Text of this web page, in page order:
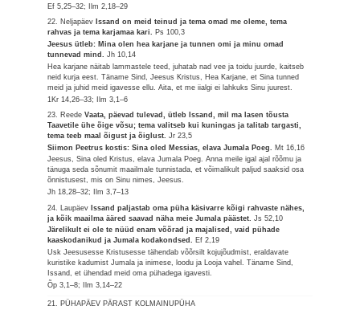
Ef 5,25–32; Ilm 2,18–29
22. Neljapäev Issand on meid teinud ja tema omad me oleme, tema
rahvas ja tema karjamaa kari. Ps 100,3
Jeesus ütleb: Mina olen hea karjane ja tunnen omi ja minu omad
tunnevad mind.Jh 10,14
Hea karjane näitab lammastele teed, juhatab nad vee ja toidu juurde, kaitseb
neid kurja eest. Täname Sind, Jeesus Kristus, Hea Karjane, et Sina tunned
meid ja juhid meid igavesse ellu. Aita, et me iialgi ei lahkuks Sinu juurest.
1Kr 14,26–33; Ilm 3,1–6
23. ReedeVaata, päevad tulevad, ütleb Issand, mil ma lasen tõusta
Taavetile ühe õige võsu; tema valitseb kui kuningas ja talitab targasti,
tema teeb maal õigust ja õiglust.Jr 23,5
Siimon Peetrus kostis: Sina oled Messias, elava Jumala Poeg. Mt 16,16
Jeesus, Sina oled Kristus, elava Jumala Poeg. Anna meile igal ajal rõõmu ja
tänuga seda sõnumit maailmale tunnistada, et võimalikult paljud saaksid osa
õnnistusest, mis on Sinu nimes, Jeesus.
Jh 18,28–32; Ilm 3,7–13
24. Laupäev Issand paljastab oma püha käsivarre kõigi rahvaste nähes,
ja kõik maailma ääred saavad näha meie Jumala päästet.Js 52,10
Järelikult ei ole te nüüd enam võõrad ja majalised, vaid pühade
kaaskodanikud ja Jumala kodakondsed. Ef 2,19
Usk Jeesusesse Kristusesse tähendab võõrsilt kojujõudmist, eraldavate
kuristike kadumist Jumala ja inimese, loodu ja Looja vahel. Täname Sind,
Issand, et ühendad meid oma pühadega igavesti.
Õp 3,1–8; Ilm 3,14–22
21. PÜHAPÄEV PÄRAST KOLMAINUPÜHA